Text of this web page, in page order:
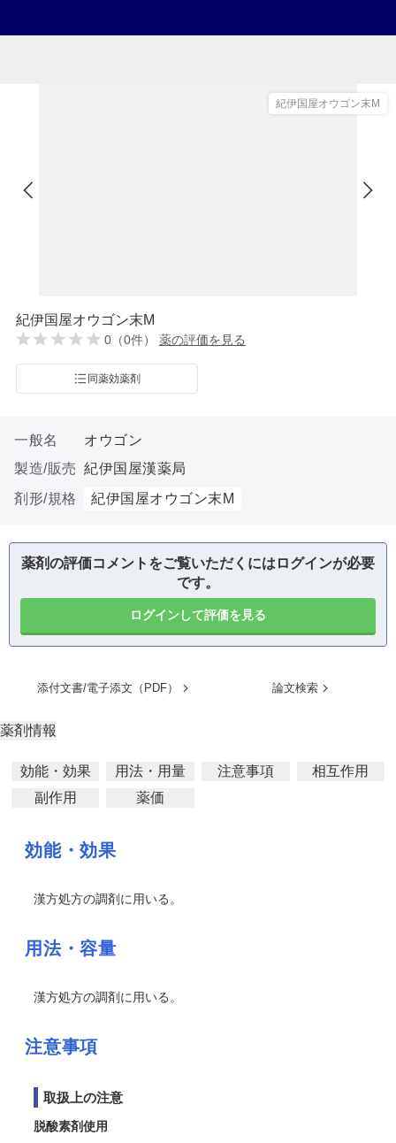
紀伊国屋オウゴン末M
紀伊国屋オウゴン末M
0（0件） 薬の評価を見る
同薬効薬剤
一般名
オウゴン
製造/販売 紀伊国屋漢薬局
剤形/規格
紀伊国屋オウゴン末M
薬剤の評価コメントをご覧いただくにはログインが必要
です。
ログインして評価を見る
添付文書/電子添文（PDF） 論文検索
薬剤情報
効能・効果 用法・用量 注意事項
相互作用
副作用
薬価
効能・効果
漢方処方の調剤に用いる。
用法・容量
漢方処方の調剤に用いる。
注意事項
取扱上の注意
脱酸素剤使用